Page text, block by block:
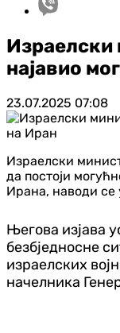
Израелски
најавио
23.07.2025 07:08
Израелски
да постоји
Ирана, наводи се
Његова изјава
безбједносне
израелских
начелника